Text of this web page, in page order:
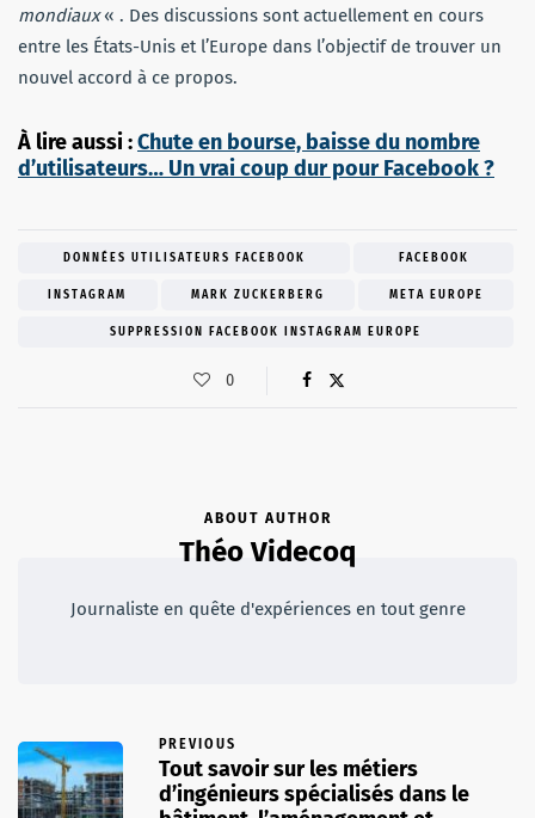
mondiaux« . Des discussions sont actuellement en cours
entre les États-Unis et l’Europe dans l’objectif de trouver un
nouvel accord à ce propos.
À lire aussi :Chute en bourse, baisse du nombre
d’utilisateurs… Un vrai coup dur pour Facebook ?
DONNÉES UTILISATEURS FACEBOOK FACEBOOK
INSTAGRAM MARK ZUCKERBERG META EUROPE
SUPPRESSION FACEBOOK INSTAGRAM EUROPE
0
ABOUT AUTHOR
Théo Videcoq
Journaliste en quête d'expériences en tout genre
PREVIOUS
Tout savoir sur les métiers
d’ingénieurs spécialisés dans le